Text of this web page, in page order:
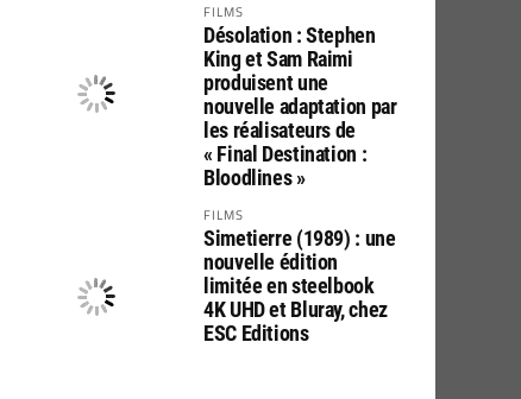
FILMS
Désolation : Stephen
King et Sam Raimi
produisent une
nouvelle adaptation par
les réalisateurs de
« Final Destination :
Bloodlines »
FILMS
Simetierre (1989) : une
nouvelle édition
limitée en steelbook
4K UHD et Bluray, chez
ESC Editions